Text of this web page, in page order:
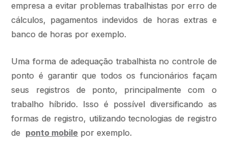
empresa a evitar problemas trabalhistas por erro de
cálculos, pagamentos indevidos de horas extras e
banco de horas por exemplo.
Uma forma de adequação trabalhista no controle de
ponto é garantir que todos os funcionários façam
seus registros de ponto, principalmente com o
trabalho híbrido. Isso é possível diversificando as
formas de registro, utilizando tecnologias de registro
de ponto mobile por exemplo.